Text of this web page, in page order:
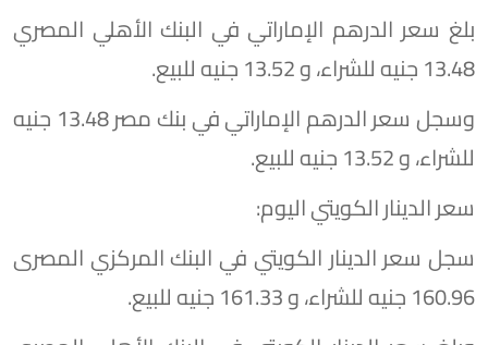
بلغ سعر الدرهم الإماراتي في البنك الأهلي المصري
13.48 جنيه للشراء، و 13.52 جنيه للبيع.
وسجل سعر الدرهم الإماراتي في بنك مصر 13.48 جنيه
للشراء، و 13.52 جنيه للبيع.
سعر الدينار الكويتي اليوم:
سجل سعر الدينار الكويتي في البنك المركزي المصرى
160.96 جنيه للشراء، و 161.33 جنيه للبيع.